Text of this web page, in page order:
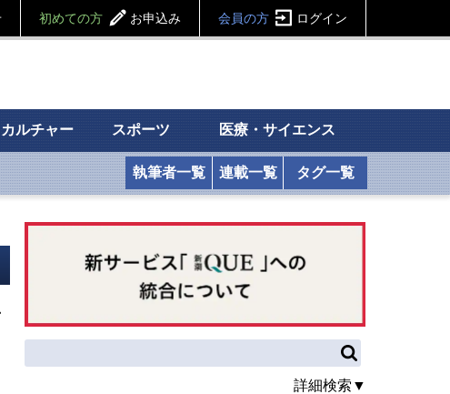
初めての方 お申込み 会員の方 ログイン
カルチャー スポーツ 医療・サイエンス
執筆者一覧 連載一覧 タグ一覧
詳細検索▼